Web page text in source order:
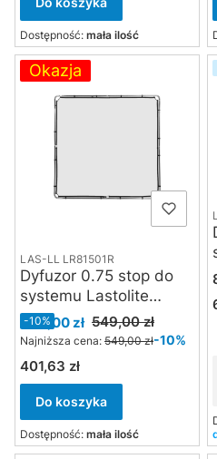
Dostępność: mała ilość
Okazja
LAS-LL LR81501R
Dyfuzor 0.75 stop do
systemu Lastolite
Skylite Rapid 1.5 x 1.5 m
Cena promocyjna
494,00 zł 549,00 zł
-10%
Najniższa cena: 549,00 zł-10%
Cena
401,63 zł
Do koszyka
Dostępność: mała ilość